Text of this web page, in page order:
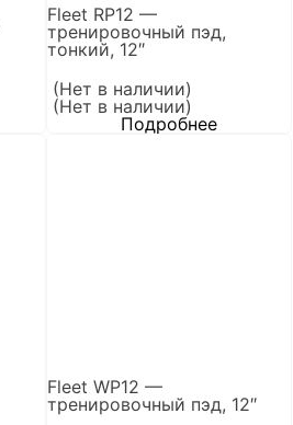
Fleet RP12 —
тренировочный пэд,
тонкий, 12″
(Нет в наличии)
(Нет в наличии)
Подробнее
Fleet WP12 —
тренировочный пэд, 12″